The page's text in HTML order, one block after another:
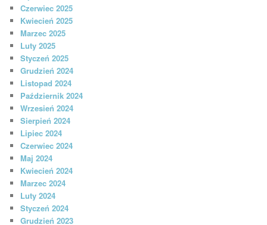
Czerwiec 2025
Kwiecień 2025
Marzec 2025
Luty 2025
Styczeń 2025
Grudzień 2024
Listopad 2024
Październik 2024
Wrzesień 2024
Sierpień 2024
Lipiec 2024
Czerwiec 2024
Maj 2024
Kwiecień 2024
Marzec 2024
Luty 2024
Styczeń 2024
Grudzień 2023